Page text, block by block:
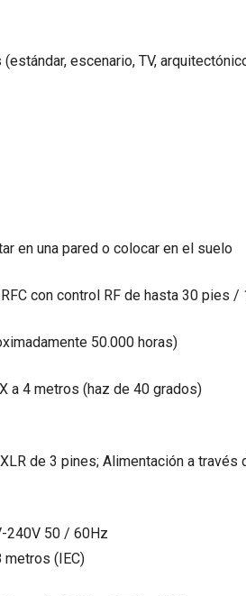
escenario, TV,
en una pared o colocar en el suelo
con control RF de hasta 30 pies
50.000 horas)
a 4 metros (haz de 40 grados)
de 3 pines; Alimentación a
240V 50 / 60Hz
metros (IEC)